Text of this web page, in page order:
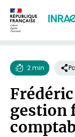
de
lecture
2 min
gestion